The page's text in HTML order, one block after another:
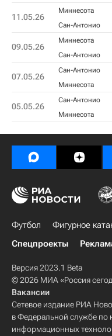
11.05.26
Миннесота
Сан-Антонио
09.05.26
Миннесота
Сан-Антонио
07.05.26
Сан-Антонио
Миннесота
05.05.26
Сан-Антонио
Миннесота
Футбол Фигурное
Спецпроекты
Версия 2023.1 Beta
© 2026 МИА «Россия
Вакансии
Сетевое издание РИА
в Федеральной службе по
информационных